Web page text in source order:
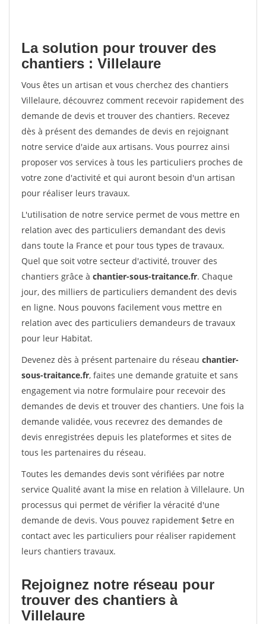
La solution pour trouver des
chantiers : Villelaure
Vous êtes un artisan et vous cherchez des chantiers
Villelaure, découvrez comment recevoir rapidement des
demande de devis et trouver des chantiers. Recevez
dès à présent des demandes de devis en rejoignant
notre service d'aide aux artisans. Vous pourrez ainsi
proposer vos services à tous les particuliers proches de
votre zone d'activité et qui auront besoin d'un artisan
pour réaliser leurs travaux.
L'utilisation de notre service permet de vous mettre en
relation avec des particuliers demandant des devis
dans toute la France et pour tous types de travaux.
Quel que soit votre secteur d'activité, trouver des
chantiers grâce à chantier-sous-traitance.fr. Chaque
jour, des milliers de particuliers demandent des devis
en ligne. Nous pouvons facilement vous mettre en
relation avec des particuliers demandeurs de travaux
pour leur Habitat.
Devenez dès à présent partenaire du réseau chantier-
sous-traitance.fr, faites une demande gratuite et sans
engagement via notre formulaire pour recevoir des
demandes de devis et trouver des chantiers. Une fois la
demande validée, vous recevrez des demandes de
devis enregistrées depuis les plateformes et sites de
tous les partenaires du réseau.
Toutes les demandes devis sont vérifiées par notre
service Qualité avant la mise en relation à Villelaure. Un
processus qui permet de vérifier la véracité d'une
demande de devis. Vous pouvez rapidement $etre en
contact avec les particuliers pour réaliser rapidement
leurs chantiers travaux.
Rejoignez notre réseau pour
trouver des chantiers à
Villelaure